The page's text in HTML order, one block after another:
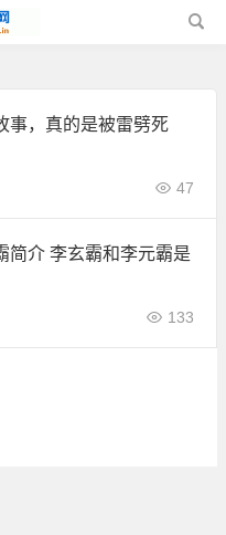
事，真的是被雷劈死
47
简介 李玄霸和李元霸是
133